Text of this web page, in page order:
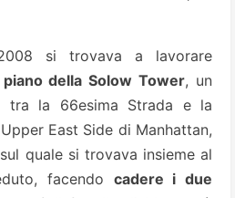
si trovava a lavorare
della Solow Tower, un
tra la 66esima Strada e la
East Side di Manhattan,
quale si trovava insieme al
facendo cadere i due